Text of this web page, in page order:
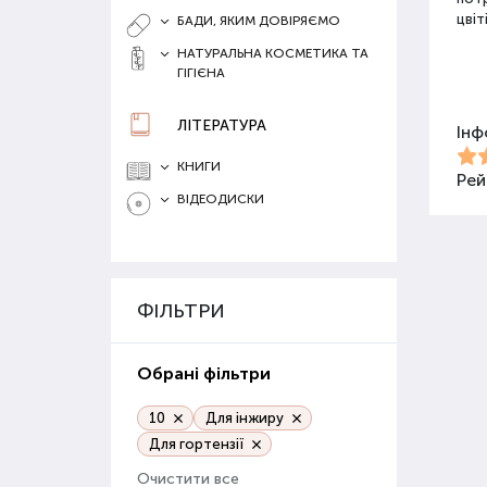
БАДИ, ЯКИМ ДОВІРЯЄМО
НАТУРАЛЬНА КОСМЕТИКА ТА
ГІГІЄНА
ЛІТЕРАТУРА
КНИГИ
ВІДЕОДИСКИ
ФІЛЬТРИ
Обрані фільтри
10
Для інжиру
Для гортензії
Очистити все
Для